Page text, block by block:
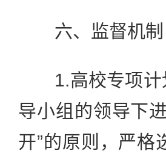
六、监督机制
1.高校专项计
导小组的领导下
开”的原则，严格